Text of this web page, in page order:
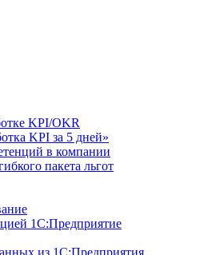
KPI/OKR
KPI за 5 дней»
в компании
пакета льгот
1С:Предприятие
из 1С:Предприятия